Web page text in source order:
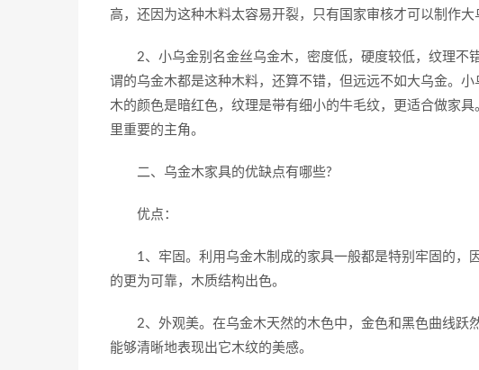
高，还因为这种木料太容易开裂，只有国家审核才可以制作大
2、小乌金别名金丝乌金木，密度低，硬度较低，纹理不
谓的乌金木都是这种木料，还算不错，但远远不如大乌金。
木的颜色是暗红色，纹理是带有细小的牛毛纹，更适合做家
里重要的主角。
二、乌金木家具的优缺点有哪些?
优点：
1、牢固。利用乌金木制成的家具一般都是特别牢固的，
的更为可靠，木质结构出色。
2、外观美。在乌金木天然的木色中，金色和黑色曲线跃
能够清晰地表现出它木纹的美感。